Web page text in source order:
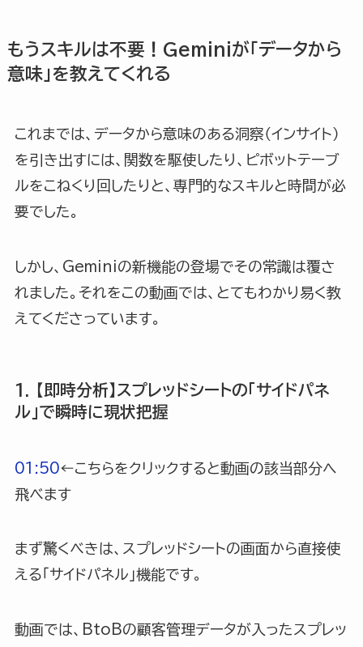
もうスキルは不要！Geminiが「データから
意味」を教えてくれる
これまでは、データから意味のある洞察（インサイト）
を引き出すには、関数を駆使したり、ピボットテーブ
ルをこねくり回したりと、専門的なスキルと時間が必
要でした。
しかし、Geminiの新機能の登場でその常識は覆さ
れました。それをこの動画では、とてもわかり易く教
えてくださっています。
1. 【即時分析】スプレッドシートの「サイドパネ
ル」で瞬時に現状把握
01:50←こちらをクリックすると動画の該当部分へ
飛べます
まず驚くべきは、スプレッドシートの画面から直接使
える「サイドパネル」機能です。
動画では、BtoBの顧客管理データが入ったスプレッ